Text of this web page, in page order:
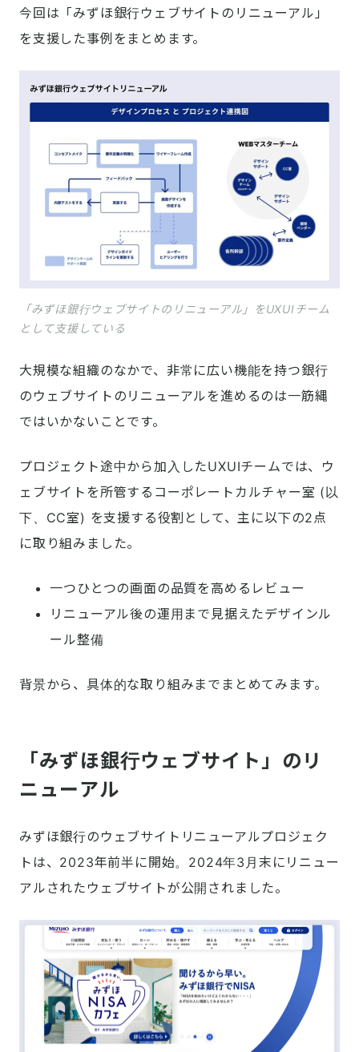
今回は「みずほ銀行ウェブサイトのリニューアル」
を支援した事例をまとめます。
「みずほ銀行ウェブサイトのリニューアル」をUXUIチーム
として支援している
大規模な組織のなかで、非常に広い機能を持つ銀行
のウェブサイトのリニューアルを進めるのは一筋縄
ではいかないことです。
プロジェクト途中から加入したUXUIチームでは、ウ
ェブサイトを所管するコーポレートカルチャー室 (以
下、CC室) を支援する役割として、主に以下の2点
に取り組みました。
一つひとつの画面の品質を高めるレビュー
リニューアル後の運用まで見据えたデザインル
ール整備
背景から、具体的な取り組みまでまとめてみます。
「みずほ銀行ウェブサイト」のリ
ニューアル
みずほ銀行のウェブサイトリニューアルプロジェク
トは、2023年前半に開始。2024年3月末にリニュー
アルされたウェブサイトが公開されました。